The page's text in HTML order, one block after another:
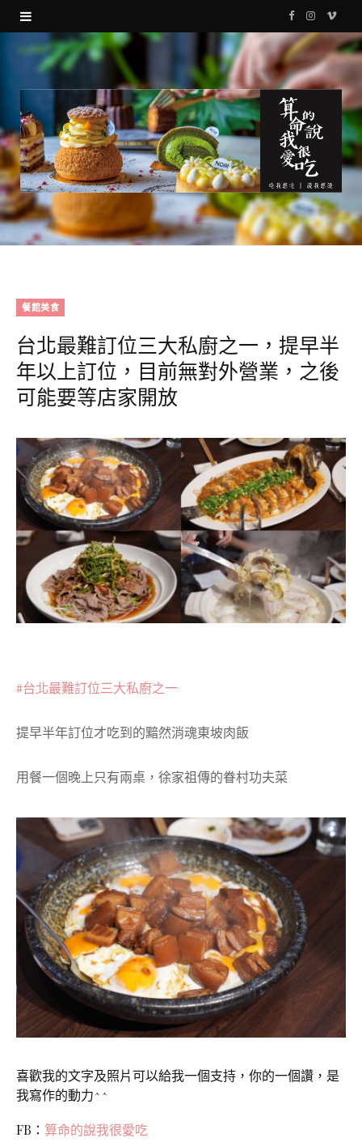
F
a
c
e
b
o
k
I
s
g
r
a
V
i
餐館美食
台北最難訂位三大私廚之一，提早半
年以上訂位，目前無對外營業，之後
可能要等店家開放
#台北最難訂位三大私廚之一
提早半年訂位才吃到的黯然消魂東坡肉飯
用餐一個晚上只有兩桌，徐家祖傳的眷村功夫菜
喜歡我的文字及照片可以給我一個支持，你的一個讚，是
我寫作的動力^^
FB： 算命的說我很愛吃